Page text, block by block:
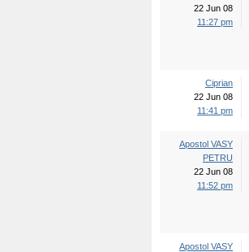
22 Jun 08
11:27 pm
Ciprian
22 Jun 08
11:41 pm
Apostol VASY
PETRU
22 Jun 08
11:52 pm
Apostol VASY